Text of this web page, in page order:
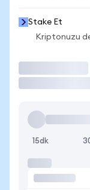
Stake Et
Kriptonuzu
15dk